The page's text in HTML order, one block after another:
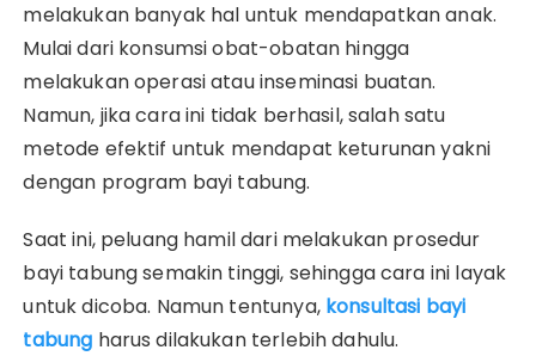
melakukan banyak hal untuk mendapatkan anak.
Mulai dari konsumsi obat-obatan hingga
melakukan operasi atau inseminasi buatan.
Namun, jika cara ini tidak berhasil, salah satu
metode efektif untuk mendapat keturunan yakni
dengan program bayi tabung.
Saat ini, peluang hamil dari melakukan prosedur
bayi tabung semakin tinggi, sehingga cara ini layak
untuk dicoba. Namun tentunya, konsultasi bayi
tabung harus dilakukan terlebih dahulu.